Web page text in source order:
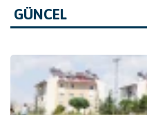
GÜNCEL